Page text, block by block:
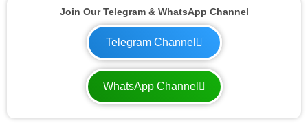
Join Our Telegram & WhatsApp Channel
Telegram Channel
WhatsApp Channel